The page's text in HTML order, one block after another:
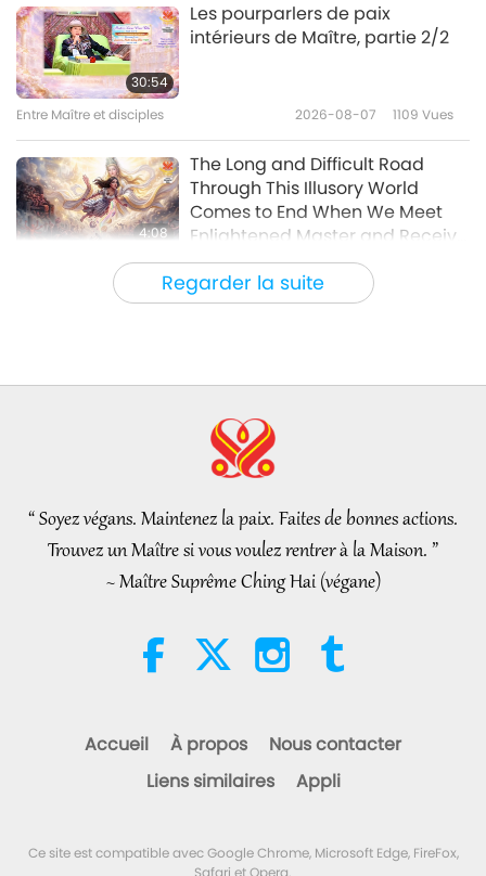
37:09
La paix mondiale est là :
Regarder la suite
30:54
Les pourparlers de paix
intérieurs de Maître, partie 2/2
Entre Maître et disciples 2026-08-07 1109 Vues
4:08
The Long and Difficult Road
Through This Illusory World
Comes to End When We Meet
Enlightened Master and Receive
Initiation
Nouvelles d'exception 2026-08-06
35:06
L’éthique islamique concernant
partie 2/2
graines d’un monde plus
bienveillant, partie 1/2
Les pourparlers de paix
intérieurs de Maître, partie 1/2
“ Soyez végans. Maintenez la paix. Faites de bonnes actions.
Trouvez un Maître si vous voulez rentrer à la Maison. ”
~ Maître Suprême Ching Hai (végane)
Accueil À propos
Nous contacter
Liens similaires
Appli
Ce site est compatible avec Google Chrome, Microsoft Edge, FireFox,
Safari et Opera.